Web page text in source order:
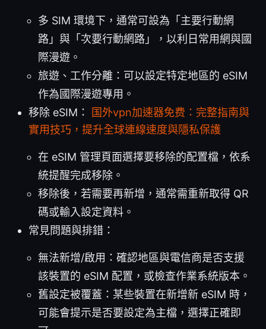
多 SIM 環境下，通常可設為「主要行動網
路」與「次要行動網路」，以利日常用網與國
際漫遊。
旅遊、工作分離：可以設定特定地區的 eSIM
作為國際漫遊專用。
移除 eSIM：
国外vpn加速器免费：完整指南與
實用技巧，提升全球連線速度與隱私保護
在 eSIM 管理頁面選擇要移除的配置檔，依系
統提醒完成移除。
移除後，若需要再新增，通常需重新取得 QR
碼或輸入設定資料。
常見問題與排錯：
無法新增/啟用：確認地區與電信商是否支援
該裝置的 eSIM 配置，或檢查作業系統版本。
舊設定被覆蓋：某些裝置在新增新 eSIM 時，
可能會提示是否要設定為主檔，選擇正確即